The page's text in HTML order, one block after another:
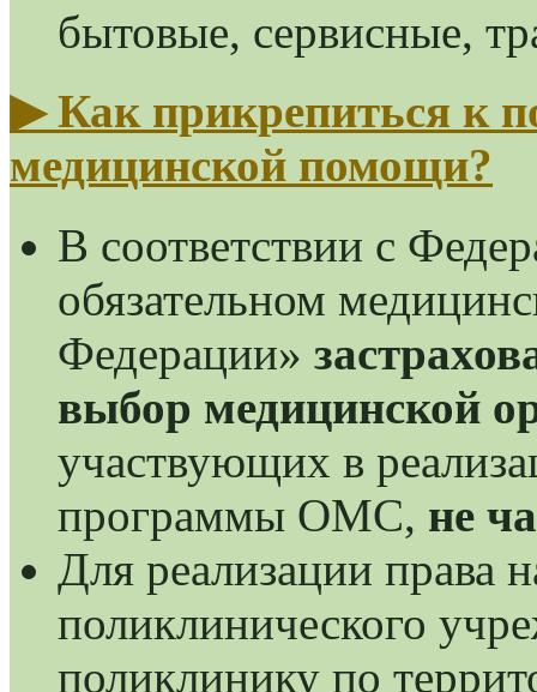
бытовые, сервисные,
▶Как прикрепиться к
медицинской помощи?
В соответствии с
обязательном
Федерации»
выбор медицинской
участвующих в
программы ОМС, не
Для реализации права
поликлинического
поликлинику по